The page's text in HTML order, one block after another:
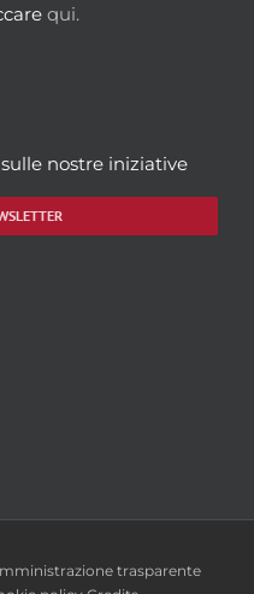
qui.
nostre iniziative
trasparente